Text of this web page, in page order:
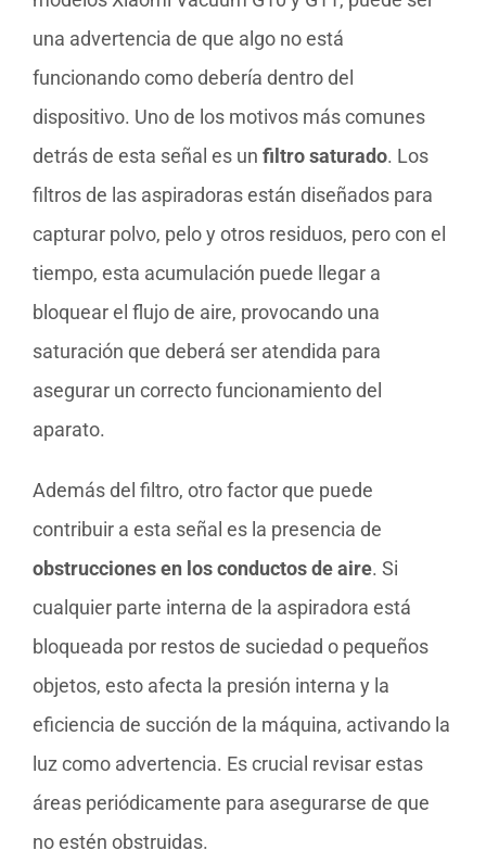
una advertencia de que algo no está
funcionando como debería dentro del
dispositivo. Uno de los motivos más comunes
detrás de esta señal es un filtro saturado. Los
filtros de las aspiradoras están diseñados para
capturar polvo, pelo y otros residuos, pero con el
tiempo, esta acumulación puede llegar a
bloquear el flujo de aire, provocando una
saturación que deberá ser atendida para
asegurar un correcto funcionamiento del
aparato.
Además del filtro, otro factor que puede
contribuir a esta señal es la presencia de
obstrucciones en los conductos de aire. Si
cualquier parte interna de la aspiradora está
bloqueada por restos de suciedad o pequeños
objetos, esto afecta la presión interna y la
eficiencia de succión de la máquina, activando la
luz como advertencia. Es crucial revisar estas
áreas periódicamente para asegurarse de que
no estén obstruidas.